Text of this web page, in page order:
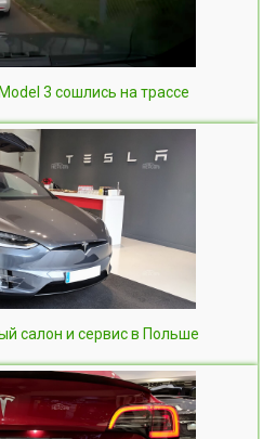
3 сошлись на трассе
салон и сервис в Польше